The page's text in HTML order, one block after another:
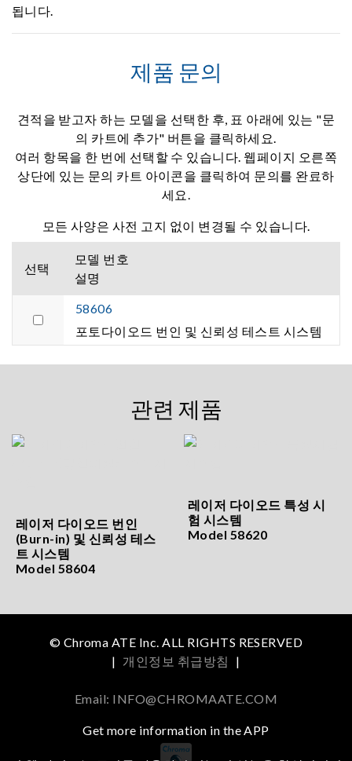
됩니다.
제품 문의
견적을 받고자 하는 모델을 선택한 후, 표 아래에 있는 "문
의 카트에 추가" 버튼을 클릭하세요.
여러 항목을 한 번에 선택할 수 있습니다. 웹페이지 오른쪽
상단에 있는 문의 카트 아이콘을 클릭하여 문의를 완료하
세요.
모든 사양은 사전 고지 없이 변경될 수 있습니다.
선택
모델 번호
설명
58606
포토다이오드 번인 및 신뢰성 테스트 시스템
관련 제품
레이저 다이오드 번인
(Burn-in) 및 신뢰성 테스
트 시스템
Model 58604
레이저 다이오드 특성 시
험 시스템
Model 58620
© Chroma ATE Inc. ALL RIGHTS RESERVED
| 개인정보 취급방침 |
Email: INFO@CHROMAATE.COM
Get more information in the APP